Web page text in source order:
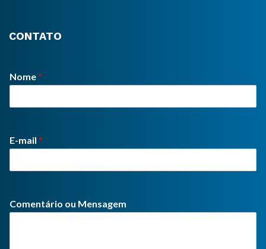
CONTATO
Nome*
E-mail *
Comentário ou Mensagem